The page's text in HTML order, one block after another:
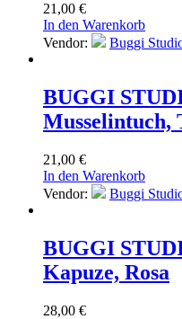
21,00 €
In den Warenkorb
Vendor:
Buggi
BUGGI
Musselintuch,
21,00 €
In den Warenkorb
Vendor:
Buggi
BUGGI
Kapuze, Rosa
28,00 €